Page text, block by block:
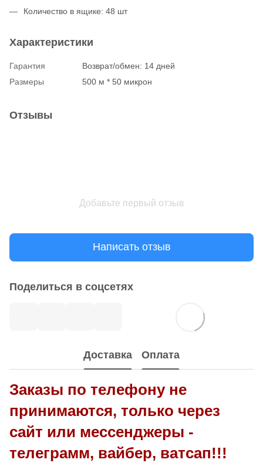
Количество в ящике: 48 шт
Характеристики
Гарантия
Возврат/обмен: 14 дней
Размеры
500 м * 50 микрон
Отзывы
Добавьте первый отзыв
Написать отзыв
Поделиться в соцсетях
Доставка Оплата
Заказы по телефону не
принимаются, только через
сайт или мессенджеры -
телеграмм, вайбер, ватсап!!!